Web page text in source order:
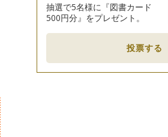
抽選で5名様に『図書カード
500円分』をプレゼント。
投票する